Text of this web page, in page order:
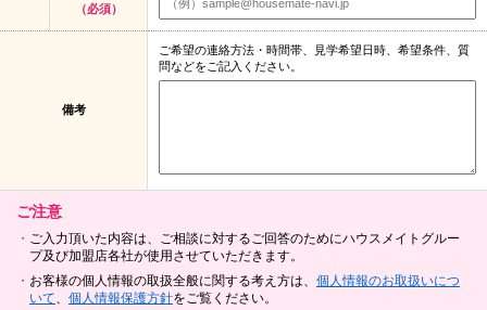
（必須）
備考
ご希望の連絡方法・時間帯、見学希望日時、希望条件、質
問などをご記入ください。
ご注意
ご入力頂いた内容は、ご相談に対するご回答のためにハウスメイトグルー
プ及び加盟店各社が使用させていただきます。
お客様の個人情報の取扱全般に関する考え方は、 個人情報のお取扱いにつ
いて
個人情報保護方針をご覧ください。